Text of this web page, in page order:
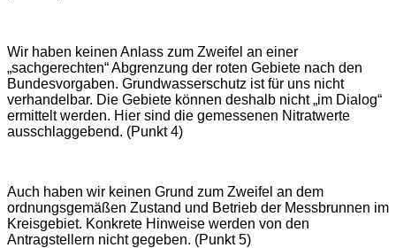
Wir haben keinen Anlass zum Zweifel an einer
„sachgerechten“ Abgrenzung der roten Gebiete nach den
Bundesvorgaben. Grundwasserschutz ist für uns nicht
verhandelbar. Die Gebiete können deshalb nicht „im Dialog“
ermittelt werden. Hier sind die gemessenen Nitratwerte
ausschlaggebend. (Punkt 4)
Auch haben wir keinen Grund zum Zweifel an dem
ordnungsgemäßen Zustand und Betrieb der Messbrunnen im
Kreisgebiet. Konkrete Hinweise werden von den
Antragstellern nicht gegeben. (Punkt 5)